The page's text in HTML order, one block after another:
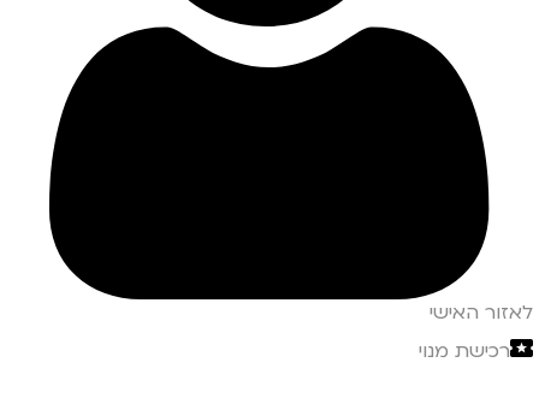
לאזור האישי
רכישת מנוי